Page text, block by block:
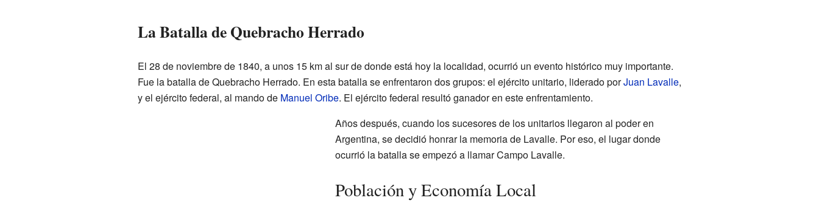
La Batalla de Quebracho Herrado
El 28 de noviembre de 1840, a unos 15 km al sur de donde está hoy la localidad, ocurrió un evento histórico muy importante.
Fue la batalla de Quebracho Herrado. En esta batalla se enfrentaron dos grupos: el ejército unitario, liderado porJuan Lavalle,
y el ejército federal, al mando de Manuel Oribe. El ejército federal resultó ganador en este enfrentamiento.
Años después, cuando los sucesores de los unitarios llegaron al poder en
Argentina, se decidió honrar la memoria de Lavalle. Por eso, el lugar donde
ocurrió la batalla se empezó a llamar Campo Lavalle.
Población y Economía Local